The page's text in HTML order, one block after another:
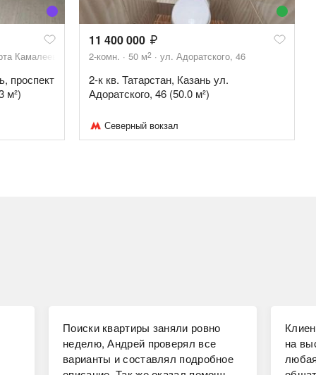
Камалеева, 34Б
проспект
м²)
11 400 000
2-комн. 50 м2 ул. Адоратского, 46
2-к кв. Татарстан, Казань ул.
Адоратского, 46 (50.0 м²)
Северный вокзал
Поиски квартиры заняли ровно
неделю, Андрей проверял все
варианты и составлял подробное
на